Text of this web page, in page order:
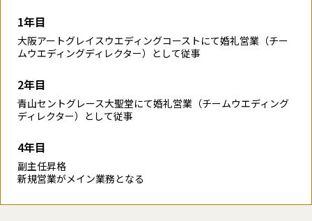
1年目
大阪アートグレイスウエディングコーストにて婚礼営業（チー
ムウエディングディレクター）として従事
2年目
青山セントグレース大聖堂にて婚礼営業（チームウエディング
ディレクター）として従事
4年目
副主任昇格
新規営業がメイン業務となる